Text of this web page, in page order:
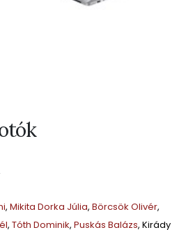
, Mikita Dorka Júlia, Börcsök Olivér,
, Tóth Dominik, Puskás Balázs, Kirády